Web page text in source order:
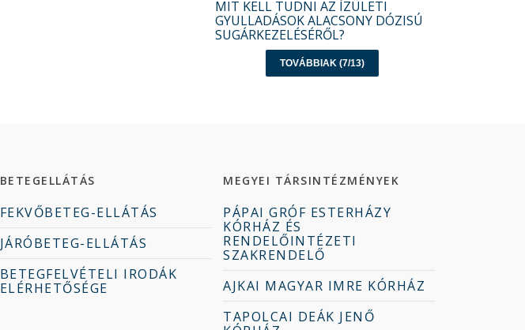
MIT KELL TUDNI AZ ÍZÜLETI
GYULLADÁSOK ALACSONY DÓZISÚ
SUGÁRKEZELÉSÉRŐL?
TOVÁBBIAK (7/13)
BETEGELLÁTÁS
FEKVŐBETEG-ELLÁTÁS
JÁRÓBETEG-ELLÁTÁS
BETEGFELVÉTELI IRODÁK
ELÉRHETŐSÉGE
MEGYEI TÁRSINTÉZMÉNYEK
PÁPAI GRÓF ESTERHÁZY
KÓRHÁZ ÉS
RENDELŐINTÉZETI
SZAKRENDELŐ
AJKAI MAGYAR IMRE KÓRHÁZ
TAPOLCAI DEÁK JENŐ